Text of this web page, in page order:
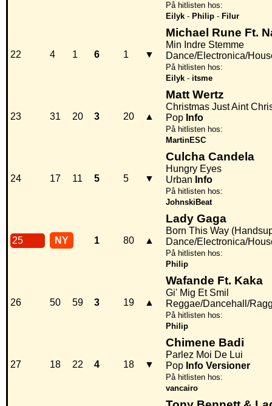
På hitlisten hos:
Eilyk - Philip - Filur
22 4 1 6 1 ▼
Michael Rune Ft.
Min Indre Stemme
Dance/Electronica/
På hitlisten hos:
Eilyk - itsme
23 31 20 3 20 ▲
Matt Wertz
Christmas Just Aint
Pop Info
På hitlisten hos:
MartinESC
24 17 11 5 5 ▼
Culcha Candela
Hungry Eyes
Urban Info
På hitlisten hos:
JohnskiBeat
25 NY 1 80 ▲
Lady Gaga
Born This Way
Dance/Electronica/
På hitlisten hos:
Philip
26 50 59 3 19 ▲
Wafande Ft. Kaka
Gi' Mig Et Smil
Reggae/Dancehall/
På hitlisten hos:
Philip
27 18 22 4 18 ▼
Chimene Badi
Parlez Moi De Lui
Pop Info Versioner
På hitlisten hos:
vancairo